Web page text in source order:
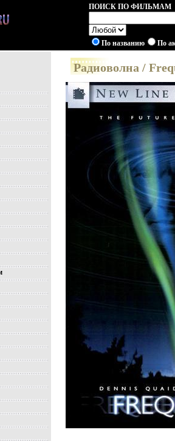
ПОИСК ПО ФИЛЬМАМ
По названию По
Радиоволна /